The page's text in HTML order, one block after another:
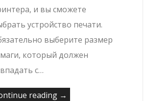
и вы сможете
устройство печати.
выберите размер
который должен
с…
reading →